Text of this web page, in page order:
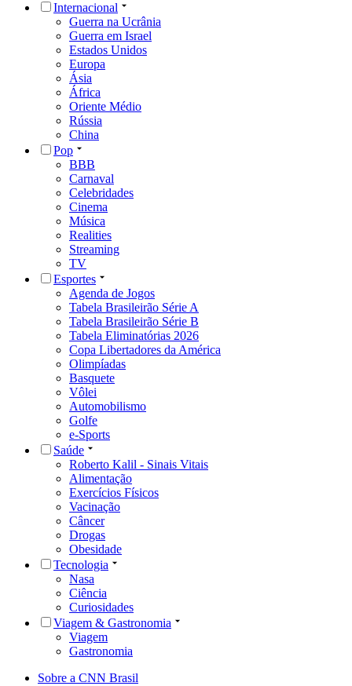
Internacional
Guerra na Ucrânia
Guerra em Israel
Estados Unidos
Europa
Ásia
África
Oriente Médio
Rússia
China
Pop
BBB
Carnaval
Celebridades
Cinema
Música
Realities
Streaming
TV
Esportes
Agenda de Jogos
Tabela Brasileirão Série A
Tabela Brasileirão Série B
Tabela Eliminatórias 2026
Copa Libertadores da América
Olimpíadas
Basquete
Vôlei
Automobilismo
Golfe
e-Sports
Saúde
Roberto Kalil - Sinais Vitais
Alimentação
Exercícios Físicos
Vacinação
Câncer
Drogas
Obesidade
Tecnologia
Nasa
Ciência
Curiosidades
Viagem & Gastronomia
Viagem
Gastronomia
Sobre a CNN Brasil